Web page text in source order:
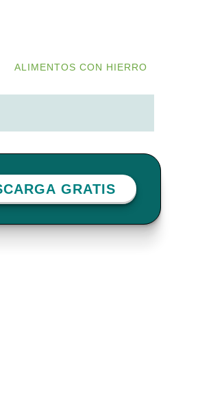
ALIMENTOS CON HIERRO
GRATIS